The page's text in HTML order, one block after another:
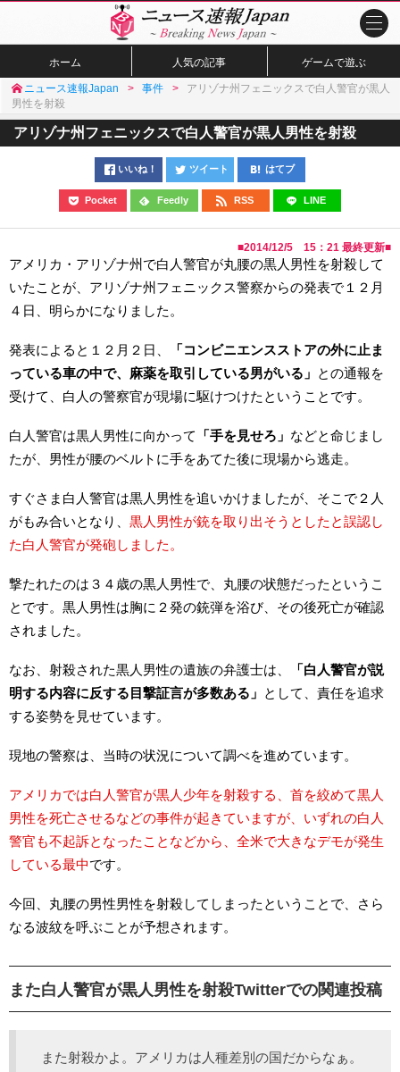
ホーム 人気の記事 ゲームで遊ぶ
ニュース速報Japan 事件
アリゾナ州フェニックスで白人警官が黒人
男性を射殺
アリゾナ州フェニックスで白人警官が黒人男性を射殺
いいね！ ツイート はてブ
Pocket Feedly RSS LINE
■2014/12/5 15：21 最終更新■
アメリカ・アリゾナ州で白人警官が丸腰の黒人男性を射殺して
いたことが、アリゾナ州フェニックス警察からの発表で１２月
４日、明らかになりました。
発表によると１２月２日、
「コンビニエンスストアの外に止ま
っている車の中で、麻薬を取引している男がいる」 との通報を
受けて、白人の警察官が現場に駆けつけたということです。
白人警官は黒人男性に向かって 「手を見せろ」 などと命じまし
たが、男性が腰のベルトに手をあてた後に現場から逃走。
すぐさま白人警官は黒人男性を追いかけましたが、そこで２人
がもみ合いとなり、 黒人男性が銃を取り出そうとしたと誤認し
た白人警官が発砲しました。
撃たれたのは３４歳の黒人男性で、丸腰の状態だったというこ
とです。黒人男性は胸に２発の銃弾を浴び、その後死亡が確認
されました。
なお、射殺された黒人男性の遺族の弁護士は、
「白人警官が説
明する内容に反する目撃証言が多数ある」 として、責任を追求
する姿勢を見せています。
現地の警察は、当時の状況について調べを進めています。
アメリカでは白人警官が黒人少年を射殺する、首を絞めて黒人
男性を死亡させるなどの事件が起きていますが、いずれの白人
警官も不起訴となったことなどから、全米で大きなデモが発生
している最中です。
今回、丸腰の男性男性を射殺してしまったということで、さら
なる波紋を呼ぶことが予想されます。
また白人警官が黒人男性を射殺Twitterでの関連投稿
また射殺かよ。アメリカは人種差別の国だからなぁ。